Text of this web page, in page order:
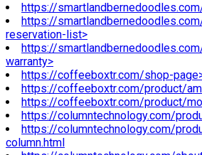
https://
https://
reservation-list>
https://
warranty>
https://coffeeboxtr.com/shop-
https://coffeeboxtr.com/product/
https://coffeeboxtr.com/product/
https://columntechnology.com/
https://columntechnology.com/
column.html